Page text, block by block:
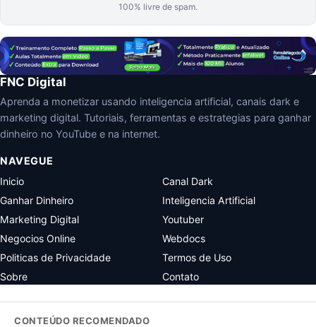
100% livre de spam.
FNC Digital
Aprenda a monetizar usando inteligencia artificial, canais dark e
marketing digital. Tutoriais, ferramentas e estrategias para ganhar
dinheiro no YouTube e na internet.
NAVEGUE
Inicio
Canal Dark
Ganhar Dinheiro
Inteligencia Artificial
Marketing Digital
Youtuber
Negocios Online
Webdocs
Politicas de Privacidade
Termos de Uso
Sobre
Contato
CONTEÚDO RECOMENDADO